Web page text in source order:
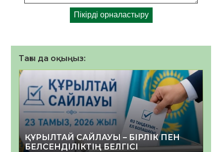
Тағы да оқыңыз:
ҚҰРЫЛТАЙ САЙЛАУЫ – БІРЛІК ПЕН
БЕЛСЕНДІЛІКТІҢ БЕЛГІСІ